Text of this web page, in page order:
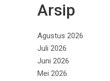
Arsip
Agustus 2026
Juli 2026
Juni 2026
Mei 2026